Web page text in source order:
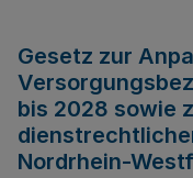
Gesetz zur
bis 2028 sowie
Nordrhein-